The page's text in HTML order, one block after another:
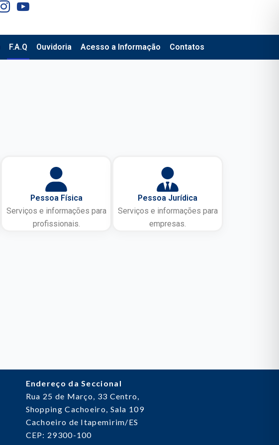
F.A.Q Ouvidoria Acesso a Informação Contatos
Pessoa Física
Serviços e informações para
profissionais.
Pessoa Jurídica
Serviços e informações para
empresas.
Endereço da Seccional
Rua 25 de Março, 33 Centro,
Shopping Cachoeiro, Sala 109
Cachoeiro de Itapemirim/ES
CEP: 29300-100